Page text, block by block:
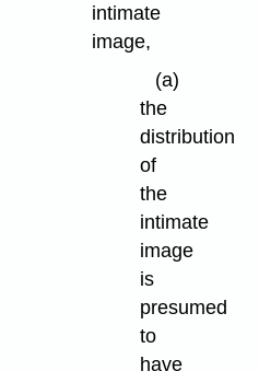
intimate
image,
(a)
the
distribution
of
the
intimate
image
is
presumed
to
have